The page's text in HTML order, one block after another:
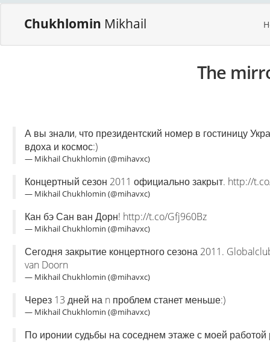
Chukhlomin Mikhail
The
А вы знали, что президентский номер в гостиницу
вдоха и космос:)
— Mikhail Chukhlomin (@mihavxc)
Концертный сезон 2011 официально закрыт. http://
— Mikhail Chukhlomin (@mihavxc)
Кан бэ Сан ван Дорн! http://t.co/Gfj960Bz
— Mikhail Chukhlomin (@mihavxc)
Сегодня закрытие концертного сезона 2011.
van Doorn
— Mikhail Chukhlomin (@mihavxc)
Через 13 дней на n проблем станет меньше:)
— Mikhail Chukhlomin (@mihavxc)
По иронии судьбы на соседнем этаже с моей